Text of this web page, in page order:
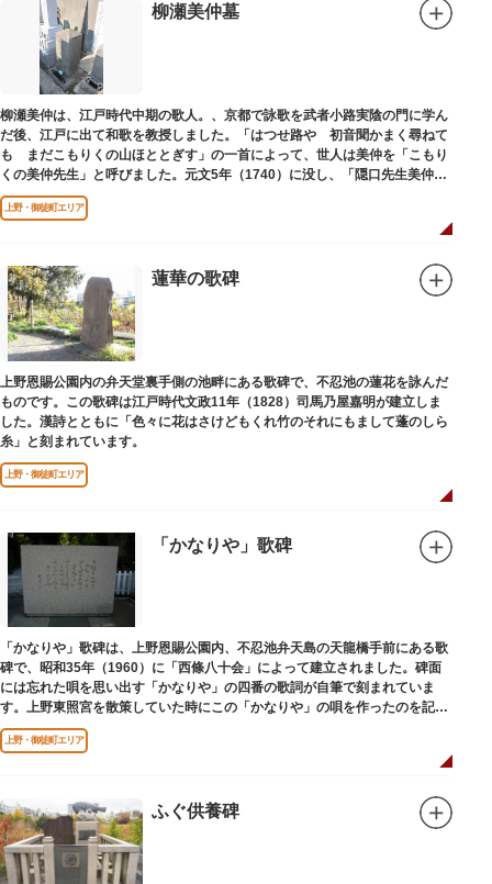
柳瀬美仲墓
柳瀬美仲は、江戸時代中期の歌人。、京都で詠歌を武者小路実陰の門に学ん
だ後、江戸に出て和歌を教授しました。「はつせ路や 初音聞かまく尋ねて
も まだこもりくの山ほととぎす」の一首によって、世人は美仲を「こもり
くの美仲先生」と呼びました。元文5年（1740）に没し、「隠口先生美仲甫
之墓」と刻まれた墓が教證寺（きょうしょうじ）にあります。
上野・御徒町エリア
蓮華の歌碑
上野恩賜公園内の弁天堂裏手側の池畔にある歌碑で、不忍池の蓮花を詠んだ
ものです。この歌碑は江戸時代文政11年（1828）司馬乃屋嘉明が建立しま
した。漢詩とともに「色々に花はさけどもくれ竹のそれにもまして蓬のしら
糸」と刻まれています。
上野・御徒町エリア
「かなりや」歌碑
「かなりや」歌碑は、上野恩賜公園内、不忍池弁天島の天龍橋手前にある歌
碑で、昭和35年（1960）に「西條八十会」によって建立されました。碑面
には忘れた唄を思い出す「かなりや」の四番の歌詞が自筆で刻まれていま
す。上野東照宮を散策していた時にこの「かなりや」の唄を作ったのを記念
してこの地に建てられました。
上野・御徒町エリア
ふぐ供養碑